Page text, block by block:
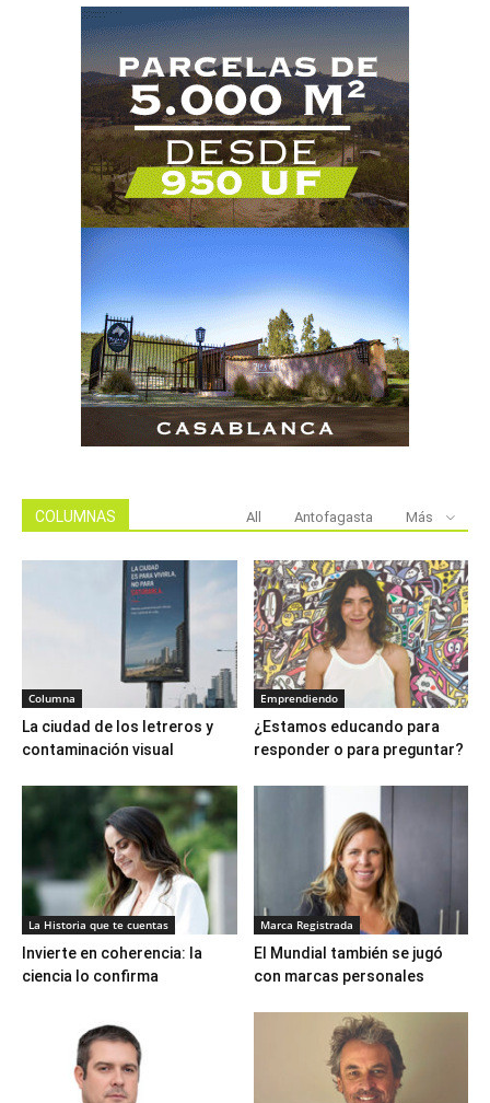
COLUMNAS All Antofagasta Más
Columna
La ciudad de los letreros y
contaminación visual
Emprendiendo
¿Estamos educando para
responder o para preguntar?
La Historia que te cuentas
Invierte en coherencia: la
ciencia lo confirma
Marca Registrada
El Mundial también se jugó
con marcas personales